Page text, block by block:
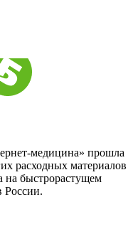
медицина» прошла
расходных материалов
на быстрорастущем
России.